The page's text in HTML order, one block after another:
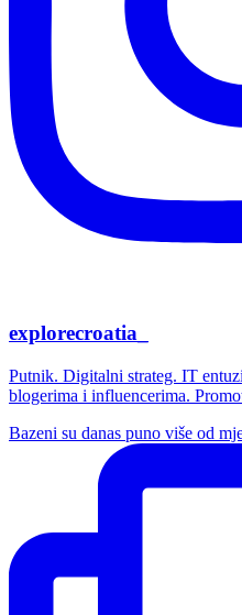
explorecroatia_
Putnik. Digitalni strateg. IT
blogerima i influencerima.
Bazeni su danas puno više od